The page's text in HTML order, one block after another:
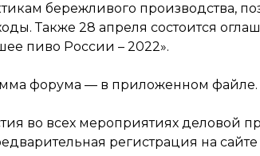
бережливого производства,
Также 28 апреля состоится
пиво России – 2022».
форума — в приложенном файле.
во всех мероприятиях деловой
регистрация на